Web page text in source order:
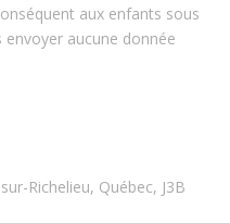
aux enfants sous
envoyer aucune donnée
Richelieu, Québec, J3B